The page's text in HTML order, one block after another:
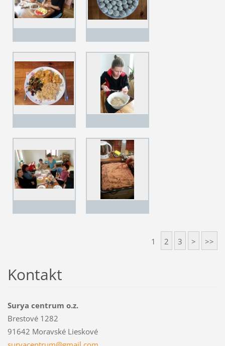
1 2 3 > >>
Kontakt
Surya centrum o.z.
Brestové 1282
91642 Moravské Lieskové